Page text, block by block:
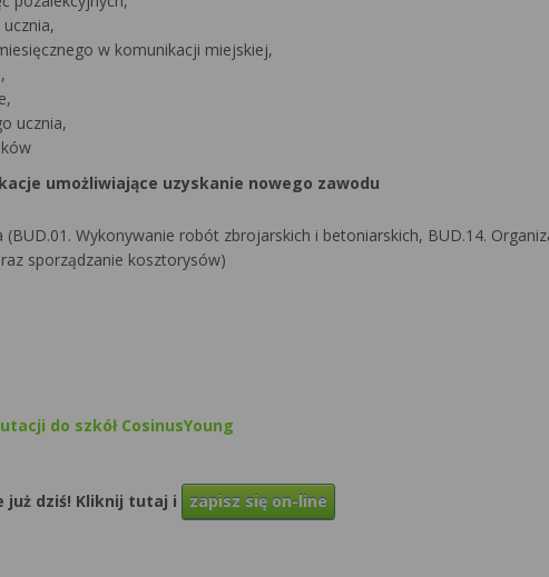
w komunikacji miejskiej,
ucznia,
umożliwiające uzyskanie nowego zawodu
(BUD.01. Wykonywanie robót zbrojarskich i betoniarskich, BUD.14.
sporządzanie kosztorysów)
do szkół CosinusYoung
już dziś! Kliknij tutaj i zapisz się on-line